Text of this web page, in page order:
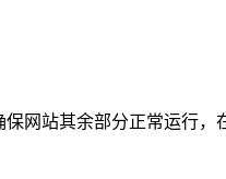
网站其余部分正常运行